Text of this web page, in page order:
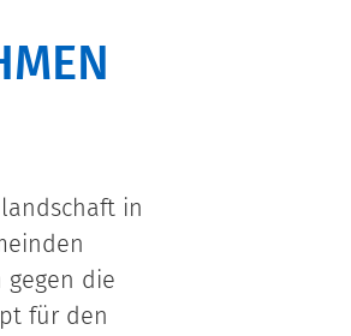
G
in
gegen die
für den